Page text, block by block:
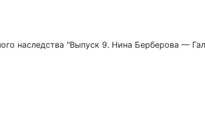
наследства "Выпуск 9. Нина Берберова —